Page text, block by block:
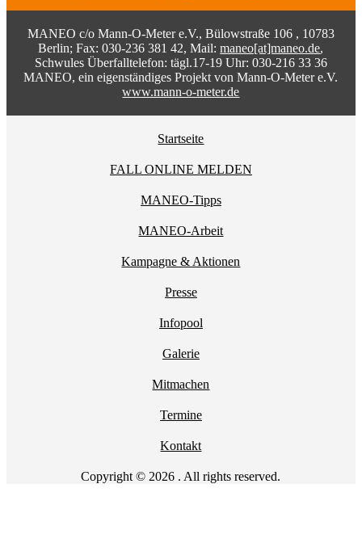
MANEO c/o Mann-O-Meter e.V., Bülowstraße 106 , 10783
Berlin; Fax: 030-236 381 42, Mail:maneo[at]maneo.de,
Schwules Überfalltelefon: tägl.17-19 Uhr: 030-216 33 36
MANEO, ein eigenständiges Projekt von Mann-O-Meter e.V.
www.mann-o-meter.de
Startseite
FALL ONLINE MELDEN
MANEO-Tipps
MANEO-Arbeit
Kampagne & Aktionen
Presse
Infopool
Galerie
Mitmachen
Termine
Kontakt
Copyright © 2026 . All rights reserved.